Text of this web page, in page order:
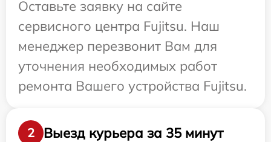
Оставьте заявку на сайте
сервисного центра Fujitsu. Наш
менеджер перезвонит Вам для
уточнения необходимых работ
ремонта Вашего устройства Fujitsu.
2
Выезд курьера за 35 минут